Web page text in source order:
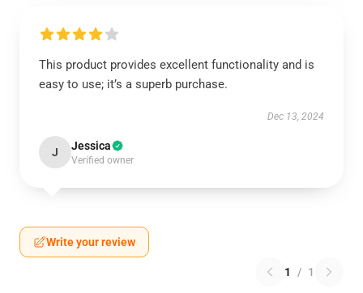
This product provides excellent functionality and is
easy to use; it’s a superb purchase.
Dec 13, 2024
J Jessica
Verified owner
Write your review
1 / 1